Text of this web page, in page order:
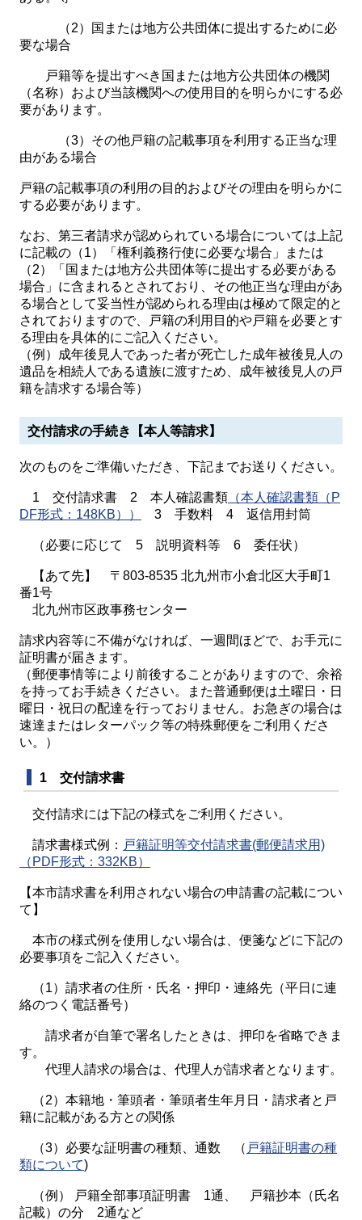
（2）国または地方公共団体に提出するために必
要な場合
戸籍等を提出すべき国または地方公共団体の機関
（名称）および当該機関への使用目的を明らかにする必
要があります。
（3）その他戸籍の記載事項を利用する正当な理
由がある場合
戸籍の記載事項の利用の目的およびその理由を明らかに
する必要があります。
なお、第三者請求が認められている場合については上記
に記載の（1）「権利義務行使に必要な場合」または
（2）「国または地方公共団体等に提出する必要がある
場合」に含まれるとされており、その他正当な理由があ
る場合として妥当性が認められる理由は極めて限定的と
されておりますので、戸籍の利用目的や戸籍を必要とす
る理由を具体的にご記入ください。
（例）成年後見人であった者が死亡した成年被後見人の
遺品を相続人である遺族に渡すため、成年被後見人の戸
籍を請求する場合等）
交付請求の手続き【本人等請求】
次のものをご準備いただき、下記までお送りください。
1 交付請求書 2 本人確認書類 （本人確認書類（P
DF形式：148KB））
3 手数料 4 返信用封筒
（必要に応じて 5 説明資料等 6 委任状）
【あて先】 〒803-8535 北九州市小倉北区大手町1
番1号
北九州市区政事務センター
請求内容等に不備がなければ、一週間ほどで、お手元に
証明書が届きます。
（郵便事情等により前後することがありますので、余裕
を持ってお手続きください。また普通郵便は土曜日・日
曜日・祝日の配達を行っておりません。お急ぎの場合は
速達またはレターパック等の特殊郵便をご利用くださ
い。）
1 交付請求書
交付請求には下記の様式をご利用ください。
請求書様式例： 戸籍証明等交付請求書(郵便請求用)
（PDF形式：332KB）
【本市請求書を利用されない場合の申請書の記載につい
て】
本市の様式例を使用しない場合は、便箋などに下記の
必要事項をご記入ください。
（1）請求者の住所・氏名・押印・連絡先（平日に連
絡のつく電話番号）
請求者が自筆で署名したときは、押印を省略できま
す。
代理人請求の場合は、代理人が請求者となります。
（2）本籍地・筆頭者・筆頭者生年月日・請求者と戸
籍に記載がある方との関係
（3）必要な証明書の種類、通数 （ 戸籍証明書の種
類について)
（例） 戸籍全部事項証明書 1通、 戸籍抄本（氏名
記載）の分 2通など